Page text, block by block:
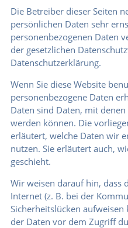
Die Betreiber dieser Seiten
persönlichen Daten sehr
personenbezogenen Daten
der gesetzlichen
Datenschutzerklärung.
Wenn Sie diese Website
personenbezogene Daten
Daten sind Daten, mit
werden können. Die
erläutert, welche Daten wir
nutzen. Sie erläutert auch,
geschieht.
Wir weisen darauf hin, dass
Internet (z. B. bei der
Sicherheitslücken aufweisen
der Daten vor dem Zugriff